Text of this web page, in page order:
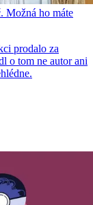
Možná ho máte
prodalo za
o tom ne autor ani